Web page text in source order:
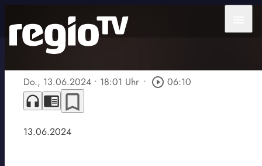
Do., 13.06.2024 • 18:01 Uhr • play_circle_outline 06:10
headphones chrome_reader_mode bookmark_border
13.06.2024